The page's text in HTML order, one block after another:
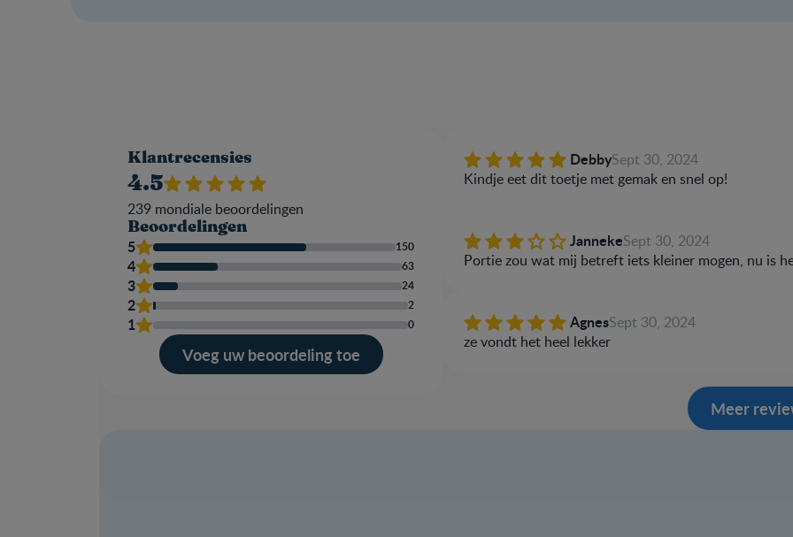
Klantrecensies
4.5
239 mondiale beoordelingen
Beoordelingen
5 150
4 63
3 24
2 2
1 0
Voeg uw beoordeling toe
Jouw naam
Schrijf een review
DebbySept 30, 2024
Kindje eet dit toetje met gemak en snel op!
JannekeSept 30, 2024
Portie zou wat mij betreft iets kleiner mogen, nu is
AgnesSept 30, 2024
ze vondt het heel lekker
Meer